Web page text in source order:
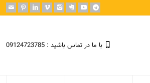
با ما در تماس باشید : 09124723785